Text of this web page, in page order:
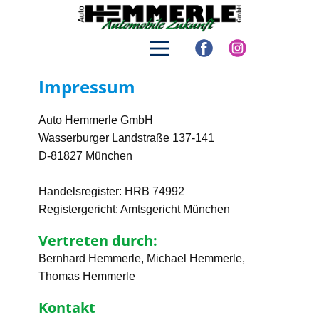
Impress​u​m
Auto Hemmerle GmbH
Wasserburger Landstraße 137-141
D-81827 München
Handelsregister: HRB 74992
Registergericht: Amtsgericht München
Vertreten durch:
Bernhard Hemmerle, Michael Hemmerle,
Thomas Hemmerle
Kontakt